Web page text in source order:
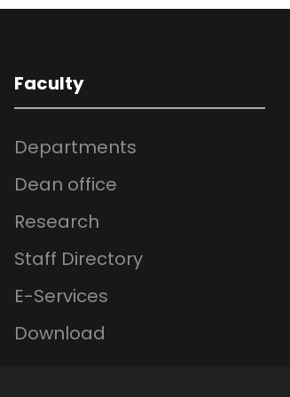
Faculty
Departments
Dean office
Research
Staff Directory
E-Services
Download